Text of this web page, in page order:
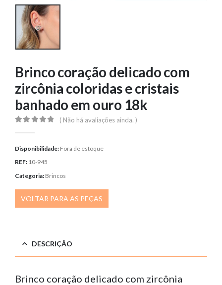
Brinco coração delicado com
zircônia coloridas e cristais
banhado em ouro 18k
( Não há avaliações ainda. )
Disponibilidade: Fora de estoque
REF: 10-945
Categoria: Brincos
VOLTAR PARA AS PEÇAS
DESCRIÇÃO
Brinco coração delicado com zircônia